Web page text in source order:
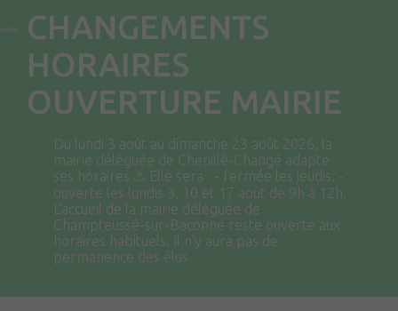
CHANGEMENTS
HORAIRES
OUVERTURE MAIRIE
Du lundi 3 août au dimanche 23 août 2026, la
mairie déléguée de Chenillé-Changé adapte
ses horaires ⚠ Elle sera : - fermée les jeudis. -
ouverte les lundis 3, 10 et 17 août de 9h à 12h.
L'accueil de la mairie déléguée de
Champteussé-sur-Baconne reste ouverte aux
horaires habituels. Il n'y aura pas de
permanence des élus